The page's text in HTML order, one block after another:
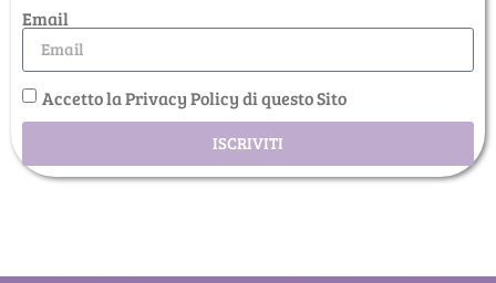
Email
Accetto la Privacy Policy di questo Sito
ISCRIVITI